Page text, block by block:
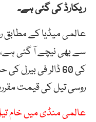
ریکارڈ کی گئی ہے۔
سے بھی نیچے آ گئی
کی 60 ڈالر فی
روسی تیل کی قیمت
عالمی منڈی میں خام